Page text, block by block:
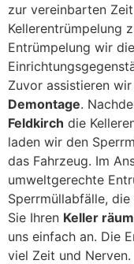
zur vereinbarten
Kellerentrümpelung
Entrümpelung wir
Zuvor assistieren
Demontage.
Feldkirch die
laden wir den
das Fahrzeug. Im
umweltgerechte
Sperrmüllabfälle,
Sie Ihren Keller
uns einfach an. Die
viel Zeit und Nerven.